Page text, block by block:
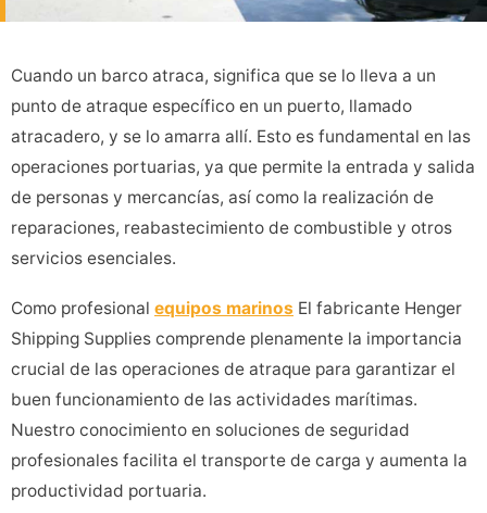
Cuando un barco atraca, significa que se lo lleva a un
punto de atraque específico en un puerto, llamado
atracadero, y se lo amarra allí. Esto es fundamental en las
operaciones portuarias, ya que permite la entrada y salida
de personas y mercancías, así como la realización de
reparaciones, reabastecimiento de combustible y otros
servicios esenciales.
Como profesional equipos marinos El fabricante Henger
Shipping Supplies comprende plenamente la importancia
crucial de las operaciones de atraque para garantizar el
buen funcionamiento de las actividades marítimas.
Nuestro conocimiento en soluciones de seguridad
profesionales facilita el transporte de carga y aumenta la
productividad portuaria.